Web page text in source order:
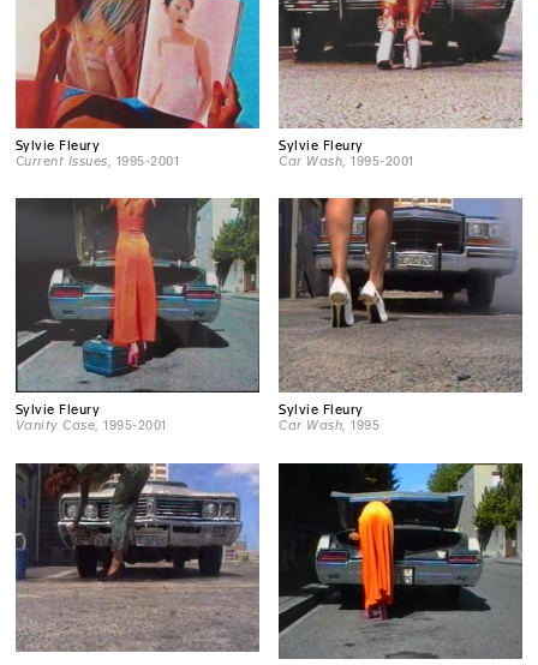
Sylvie Fleury
Current Issues , 1995-2001
Sylvie Fleury
Car Wash , 1995-2001
Sylvie Fleury
Vanity Case , 1995-2001
Sylvie Fleury
Car Wash, 1995